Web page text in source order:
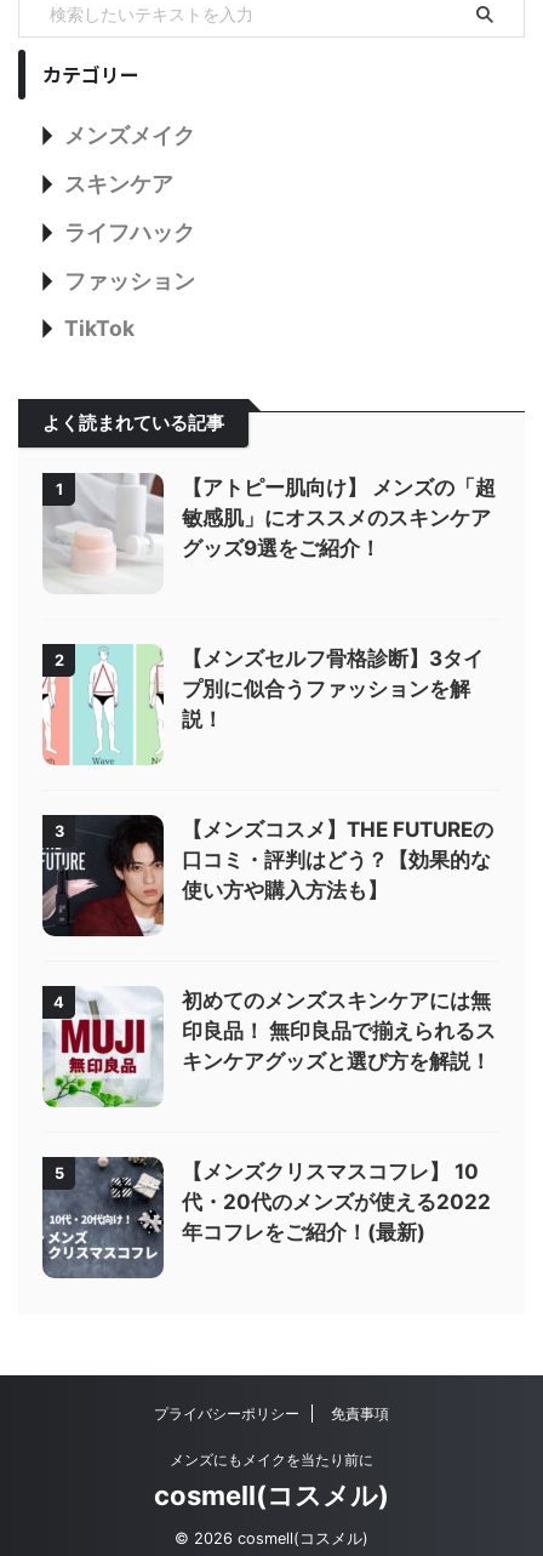
カテゴリー
メンズメイク
スキンケア
ライフハック
ファッション
TikTok
よく読まれている記事
1
【アトピー肌向け】 メンズの「超
敏感肌」にオススメのスキンケア
グッズ9選をご紹介！
2
【メンズセルフ骨格診断】3タイ
プ別に似合うファッションを解
説！
3
【メンズコスメ】THE FUTUREの
口コミ・評判はどう？【効果的な
使い方や購入方法も】
4
初めてのメンズスキンケアには無
印良品！ 無印良品で揃えられるス
キンケアグッズと選び方を解説！
5
【メンズクリスマスコフレ】 10
代・20代のメンズが使える2022
年コフレをご紹介！(最新)
プライバシーポリシー 免責事項
メンズにもメイクを当たり前に
cosmell(コスメル)
© 2026 cosmell(コスメル)